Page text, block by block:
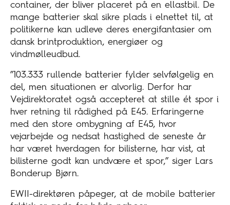
container, der bliver placeret på en ellastbil. De
mange batterier skal sikre plads i elnettet til, at
politikerne kan udleve deres energifantasier om
dansk brintproduktion, energiøer og
vindmølleudbud.
”103.333 rullende batterier fylder selvfølgelig en
del, men situationen er alvorlig. Derfor har
Vejdirektoratet også accepteret at stille ét spor i
hver retning til rådighed på E45. Erfaringerne
med den store ombygning af E45, hvor
vejarbejde og nedsat hastighed de seneste år
har været hverdagen for bilisterne, har vist, at
bilisterne godt kan undvære et spor,” siger Lars
Bonderup Bjørn.
EWII-direktøren påpeger, at de mobile batterier